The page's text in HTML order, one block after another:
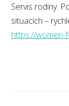
Servis rodiny.
situacích –
https://women-